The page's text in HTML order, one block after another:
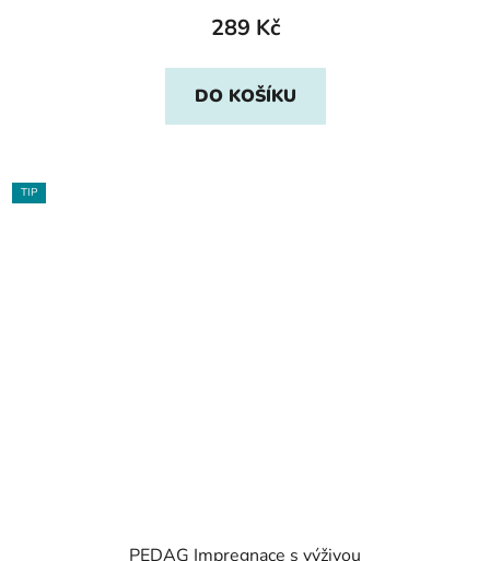
289 Kč
DO KOŠÍKU
TIP
PEDAG Impregnace s výživou